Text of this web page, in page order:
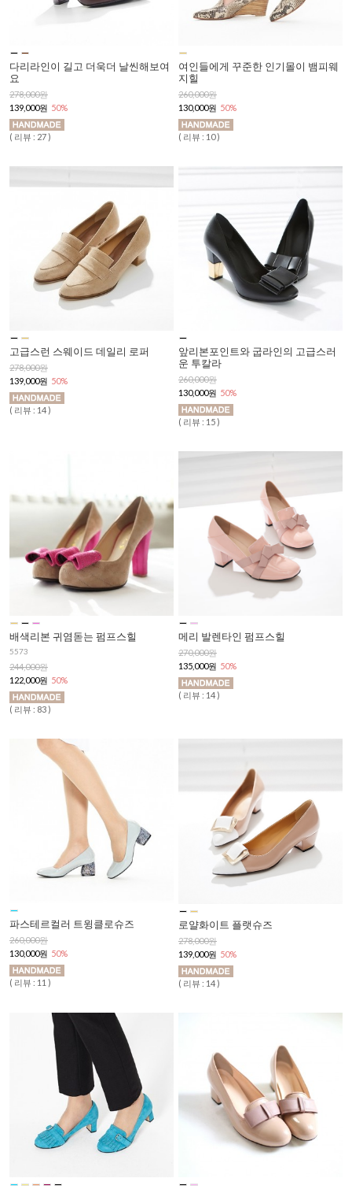
다리라인이 길고 더욱더 날씬해보여
요
278,000원
139,000원 50%
( 리뷰 : 27 )
여인들에게 꾸준한 인기몰이 뱀피웨
지힐
260,000원
130,000원 50%
( 리뷰 : 10 )
고급스런 스웨이드 데일리 로퍼
278,000원
139,000원 50%
( 리뷰 : 14 )
앞리본포인트와 굽라인의 고급스러
운 투칼라
260,000원
130,000원 50%
( 리뷰 : 15 )
배색리본 귀염돋는 펌프스힐
5573
244,000원
122,000원 50%
( 리뷰 : 83 )
메리 발렌타인 펌프스힐
270,000원
135,000원 50%
( 리뷰 : 14 )
파스테르컬러 트윙클로슈즈
260,000원
130,000원 50%
( 리뷰 : 11 )
로얄화이트 플랫슈즈
278,000원
139,000원 50%
( 리뷰 : 14 )